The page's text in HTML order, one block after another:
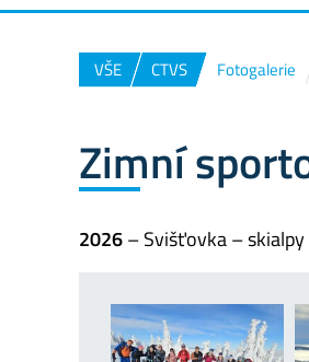
VŠE CTVS Fotogalerie
Zimní
2026– Svišťovka – skialpy